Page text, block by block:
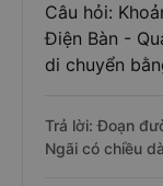
Câu hỏi:
Điện Bàn -
di chuyển
Trả lời: Đoạn
Ngãi có chiều